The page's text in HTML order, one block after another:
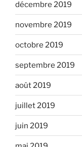
décembre 2019
novembre 2019
octobre 2019
septembre 2019
août 2019
juillet 2019
juin 2019